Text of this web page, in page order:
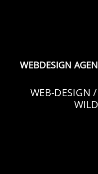
WEBDESIGN
WEB-DESIGN